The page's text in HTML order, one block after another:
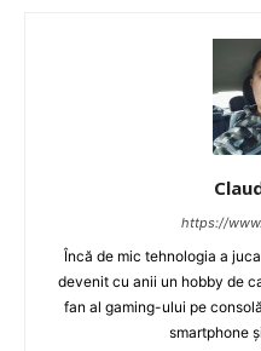
https://
Încă de mic tehnologia a
devenit cu anii un hobby de
fan al gaming-ului pe
smartphone